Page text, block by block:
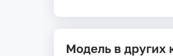
Модель в других